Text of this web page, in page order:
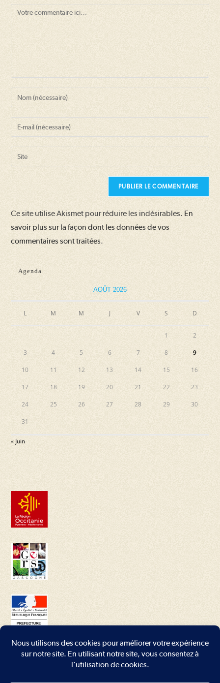
Comment
your
name
comment
your
email
address
l’URL
(facultatif)
Ce site utilise Akismet pour réduire les indésirables. En
savoir plus sur la façon dont les données de vos
commentaires sont traitées.
Agenda
AOÛT 2026
L M M J V S D
1 2
3 4 5 6 7 8 9
10 11 12 13 14 15 16
17 18 19 20 21 22 23
24 25 26 27 28 29 30
31
« Juin